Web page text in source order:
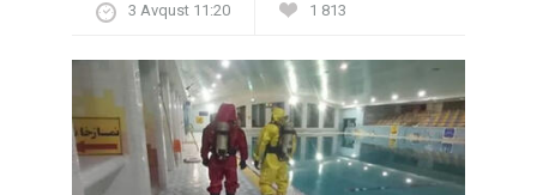
3 Avqust 11:20 1 813